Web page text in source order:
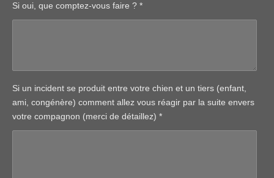
Si oui, que comptez-vous faire ? *
Si un incident se produit entre votre chien et un tiers (enfant,
ami, congénère) comment allez vous réagir par la suite envers
votre compagnon (merci de détaillez) *